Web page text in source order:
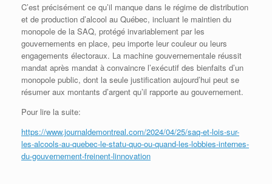
C’est précisément ce qu’il manque dans le régime de distribution
et de production d’alcool au Québec, incluant le maintien du
monopole de la SAQ, protégé invariablement par les
gouvernements en place, peu importe leur couleur ou leurs
engagements électoraux. La machine gouvernementale réussit
mandat après mandat à convaincre l’exécutif des bienfaits d’un
monopole public, dont la seule justification aujourd’hui peut se
résumer aux montants d’argent qu’il rapporte au gouvernement.
Pour lire la suite:
https://www.journaldemontreal.com/2024/04/25/saq-et-lois-sur-
les-alcools-au-quebec-le-statu-quo-ou-quand-les-lobbies-internes-
du-gouvernement-freinent-linnovation